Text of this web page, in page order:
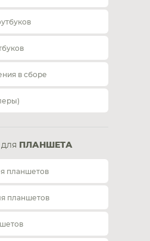
в сборе
ПЛАНШЕТА
планшетов
планшетов